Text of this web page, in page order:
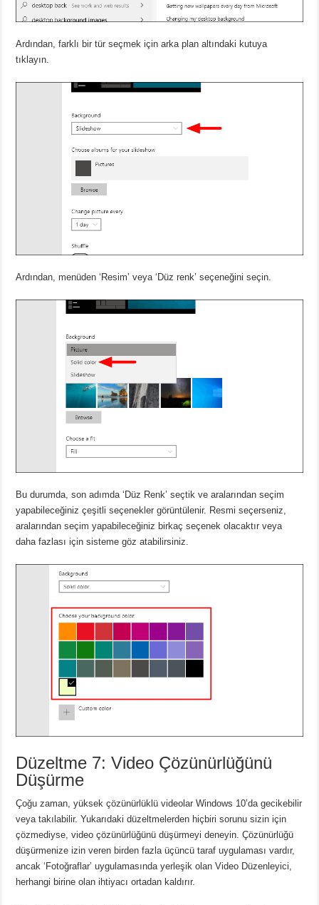
Ardından, farklı bir tür seçmek için arka plan altındaki kutuya
tıklayın.
Ardından, menüden ‘Resim’ veya ‘Düz renk’ seçeneğini seçin.
Bu durumda, son adımda ‘Düz Renk’ seçtik ve aralarından seçim
yapabileceğiniz çeşitli seçenekler görüntülenir. Resmi seçerseniz,
aralarından seçim yapabileceğiniz birkaç seçenek olacaktır veya
daha fazlası için sisteme göz atabilirsiniz.
Düzeltme 7: Video Çözünürlüğünü
Düşürme
Çoğu zaman, yüksek çözünürlüklü videolar Windows 10’da gecikebilir
veya takılabilir. Yukarıdaki düzeltmelerden hiçbiri sorunu sizin için
çözmediyse, video çözünürlüğünü düşürmeyi deneyin. Çözünürlüğü
düşürmenize izin veren birden fazla üçüncü taraf uygulaması vardır,
ancak ‘Fotoğraflar’ uygulamasında yerleşik olan Video Düzenleyici,
herhangi birine olan ihtiyacı ortadan kaldırır.